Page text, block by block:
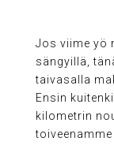
Jos viime yö
sängyillä,
taivasalla
Ensin
kilometrin